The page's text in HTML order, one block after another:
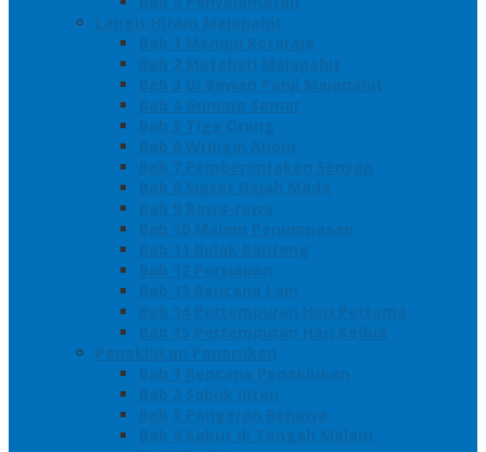
Langit Hitam Majapahit
Bab 1 Menuju Kotaraja
Bab 2 Matahari Majapahit
Bab 3 Di Bawah Panji Majapahit
Bab 4 Gunung Semar
Bab 5 Tiga Orang
Bab 6 Wringin Anom
Bab 7 Pemberontakan Senyap
Bab 8 Siasat Gajah Mada
Bab 9 Rawa-rawa
Bab 10 Malam Penumpasan
Bab 11 Bulak Banteng
Bab 12 Persiapan
Bab 13 Rencana Lain
Bab 14 Pertempuran Hari Pertama
Bab 15 Pertempuran Hari Kedua
Penaklukan Panarukan
Bab 1 Rencana Penaklukan
Bab 2 Sabuk Inten
Bab 3 Pangeran Benawa
Bab 4 Kabut di Tengah Malam